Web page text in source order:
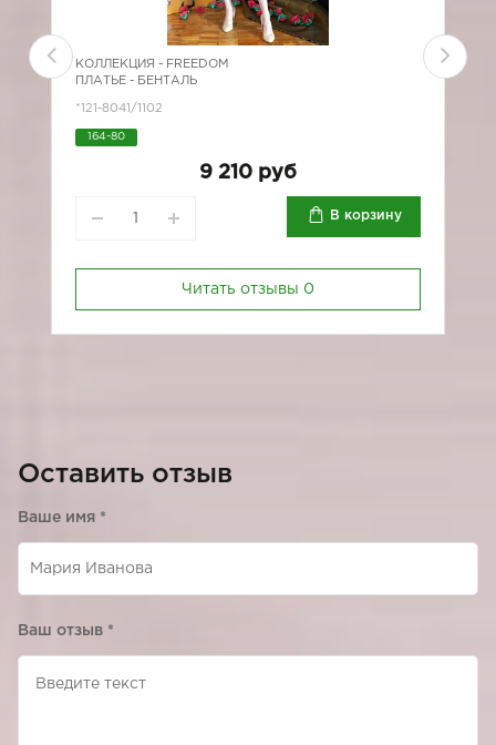
КОЛЛЕКЦИЯ - FREEDOM
ПЛАТЬЕ - БЕНТАЛЬ
*121-8041/1102
164-80
9 210 руб
В корзину
Читать отзывы 0
Оставить отзыв
Ваше имя *
Ваш отзыв *